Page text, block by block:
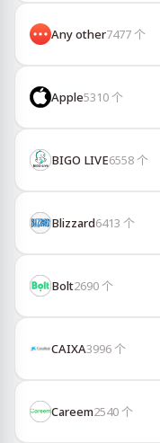
Any other7477个
Apple5310个
BIGO LIVE6558个
Blizzard6413 个
Bolt2690个
CAIXA3996个
Careem2540个